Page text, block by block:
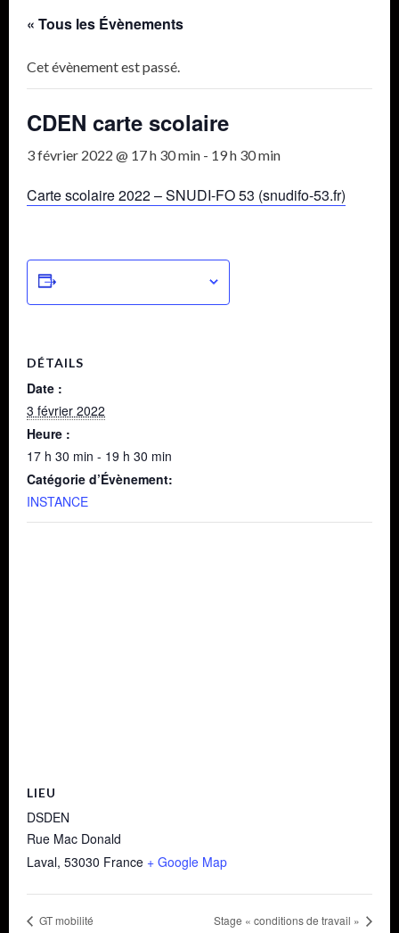
« Tous les Évènements
Cet évènement est passé.
CDEN carte scolaire
3 février 2022 @ 17 h 30 min - 19 h 30 min
Carte scolaire 2022 – SNUDI-FO 53 (snudifo-53.fr)
DÉTAILS
Date :
3 février 2022
Heure :
17 h 30 min - 19 h 30 min
Catégorie d’Évènement:
INSTANCE
LIEU
DSDEN
Rue Mac Donald
Laval, 53030 France + Google Map
GT mobilité Stage « conditions de travail »